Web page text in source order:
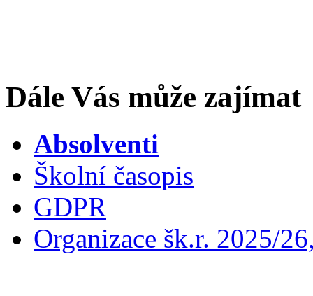
Dále Vás může zajímat
Absolventi
Školní časopis
GDPR
Organizace šk.r. 2025/